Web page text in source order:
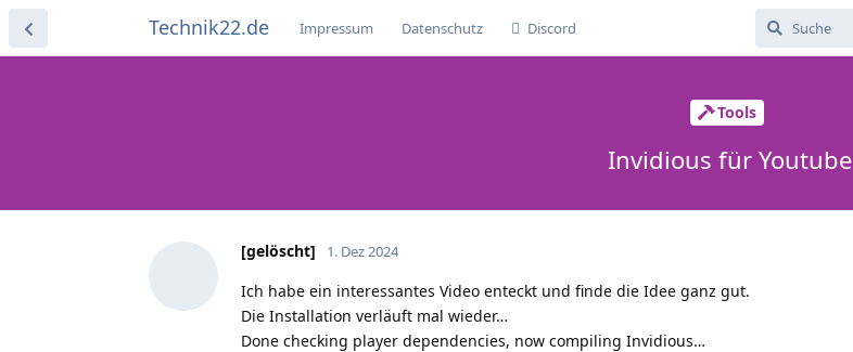
Technik22.de Impressum Datenschutz Discord
Tools
Invidious für Youtube
[gelöscht] 1. Dez 2024
Ich habe ein interessantes Video enteckt und finde die Idee ganz gut.
Die Installation verläuft mal wieder…
Done checking player dependencies, now compiling Invidious…